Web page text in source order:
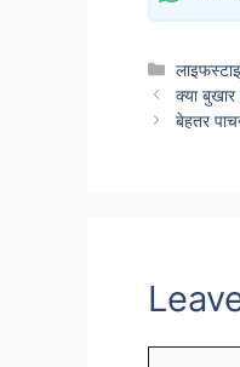
क्या
बेहतर